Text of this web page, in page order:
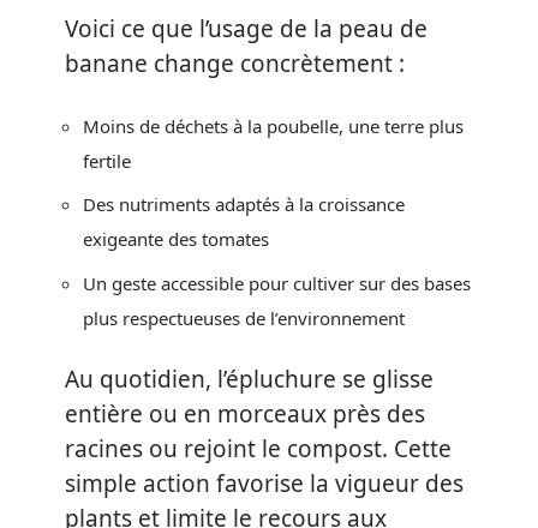
Voici ce que l’usage de la peau de
banane change concrètement :
Moins de déchets à la poubelle, une terre plus
fertile
Des nutriments adaptés à la croissance
exigeante des tomates
Un geste accessible pour cultiver sur des bases
plus respectueuses de l’environnement
Au quotidien, l’épluchure se glisse
entière ou en morceaux près des
racines ou rejoint le compost. Cette
simple action favorise la vigueur des
plants et limite le recours aux